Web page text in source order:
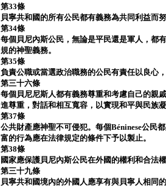
第33條
貝寧共和國的所有公民都有義務為共同利益而
第34條
每個貝尼內斯公民，無論是平民還是軍人，都
規的神聖義務。
第35條
負責公職或當選政治職務的公民有責任以良心
第三十六條
每個貝尼尼斯人都有義務尊重和考慮自己的親
進尊重，對話和相互寬容，以實現和平與民族凝
第37條
公共財產應神聖不可侵犯。每個Béninese公民
富的行為應在法律規定的條件下予以製止。
第38條
國家應保護貝尼內斯公民在外國的權利和合法權
第三十九條
貝寧共和國境內的外國人應享有與貝寧人相同